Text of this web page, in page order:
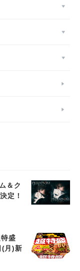
＆ク
定！
盛
(月)新